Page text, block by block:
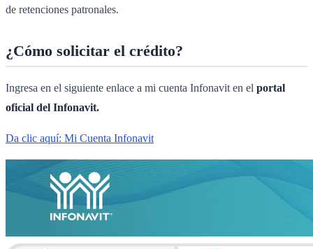
de retenciones patronales.
¿Cómo solicitar el crédito?
Ingresa en el siguiente enlace a mi cuenta Infonavit en el portal
oficial del Infonavit.
Da clic aquí: Mi Cuenta Infonavit